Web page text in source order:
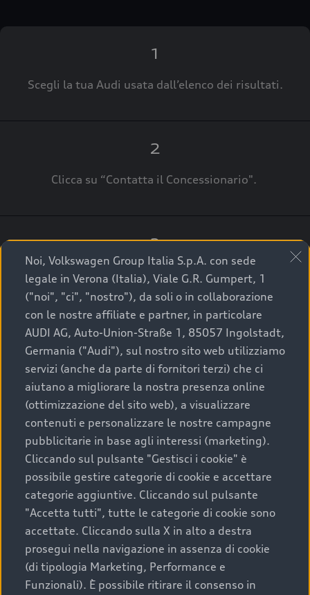
1
Scegli la tua Audi usata dall’elenco dei risultati.
2
Clicca su “Contatta il Concessionario".
3
A breve verrai ricontattato dal Customer Care
Audi Center o direttamente dal Concessionario
che ti supporterà per finalizzare la tua richiesta.
La qualità di acquistare
un’auto usata Audi
Scegliere un’auto usata è una decisione che coniuga
convenienza, affidabilità e sostenibilità. Per fare un
acquisto sicuro, è essenziale considerare aspetti
determinanti come la garanzia inclusa e l’affidabilità del
marchio. Audi offre l’auto usata perfetta tramite Audi
Prima Scelta :plus
Noi, Volkswagen Group Italia S.p.A. con sede
legale in Verona (Italia), Viale G.R. Gumpert, 1
("noi", "ci", "nostro"), da soli o in collaborazione
con le nostre affiliate e partner, in particolare
AUDI AG, Auto-Union-Straße 1, 85057 Ingolstadt,
Germania ("Audi"), sul nostro sito web utilizziamo
servizi (anche da parte di fornitori terzi) che ci
aiutano a migliorare la nostra presenza online
(ottimizzazione del sito web), a visualizzare
contenuti e personalizzare le nostre campagne
pubblicitarie in base agli interessi (marketing).
Cliccando sul pulsante "Gestisci i cookie" è
possibile gestire categorie di cookie e accettare
categorie aggiuntive. Cliccando sul pulsante
"Accetta tutti", tutte le categorie di cookie sono
accettate. Cliccando sulla X in alto a destra
prosegui nella navigazione in assenza di cookie
(di tipologia Marketing, Performance e
Funzionali). È possibile ritirare il consenso in